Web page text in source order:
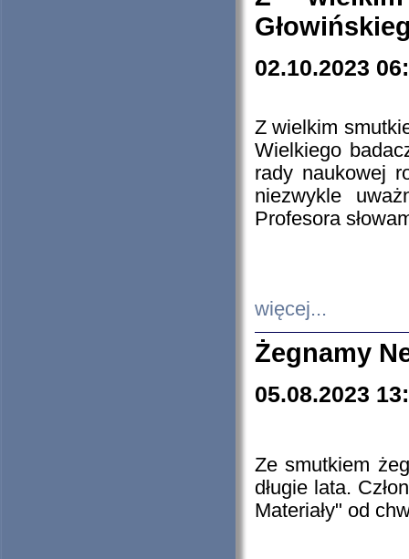
02.10.2023
Z wielkim
Wielkiego
rady naukowej
niezwykle
Profesora
więcej...
Żegnamy
05.08.2023
Ze smutkiem
długie lata.
Materiały" od